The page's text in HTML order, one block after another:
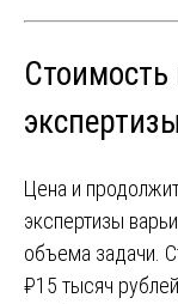
экспертизы
Цена и
экспертизы
объема задачи.
₽15 тысяч